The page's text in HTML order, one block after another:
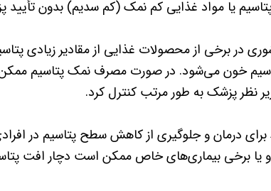
در برخی از محصولات غذایی از مقادیر زیادی
خون می‌شود. در صورت مصرف نمک پتاسیم ممکن
نظر پزشک به طور مرتب کنترل کرد.
درمان و جلوگیری از کاهش سطح پتاسیم در
و یا برخی بیماری‌های خاص ممکن است دچار افت